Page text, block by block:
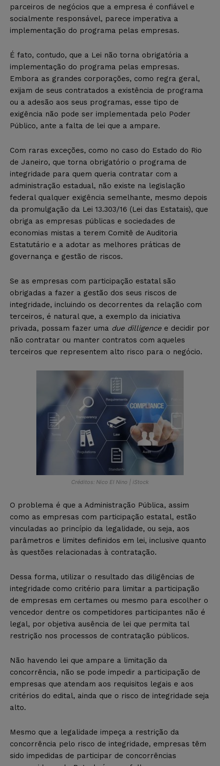
parceiros de negócios que a empresa é confiável e
socialmente responsável, parece imperativa a
implementação do programa pelas empresas.
É fato, contudo, que a Lei não torna obrigatória a
implementação do programa pelas empresas.
Embora as grandes corporações, como regra geral,
exijam de seus contratados a existência de programa
ou a adesão aos seus programas, esse tipo de
exigência não pode ser implementada pelo Poder
Público, ante a falta de lei que a ampare.
Com raras exceções, como no caso do Estado do Rio
de Janeiro, que torna obrigatório o programa de
integridade para quem queria contratar com a
administração estadual, não existe na legislação
federal qualquer exigência semelhante, mesmo depois
da promulgação da Lei 13.303/16 (Lei das Estatais), que
obriga as empresas públicas e sociedades de
economias mistas a terem Comitê de Auditoria
Estatutário e a adotar as melhores práticas de
governança e gestão de riscos.
Se as empresas com participação estatal são
obrigadas a fazer a gestão dos seus riscos de
integridade, incluindo os decorrentes da relação com
terceiros, é natural que, a exemplo da iniciativa
privada, possam fazer uma due dilligence e decidir por
não contratar ou manter contratos com aqueles
terceiros que representem alto risco para o negócio.
Créditos: Nico El Nino | iStock
O problema é que a Administração Pública, assim
como as empresas com participação estatal, estão
vinculadas ao princípio da legalidade, ou seja, aos
parâmetros e limites definidos em lei, inclusive quanto
às questões relacionadas à contratação.
Dessa forma, utilizar o resultado das diligências de
integridade como critério para limitar a participação
de empresas em certames ou mesmo para escolher o
vencedor dentre os competidores participantes não é
legal, por objetiva ausência de lei que permita tal
restrição nos processos de contratação públicos.
Não havendo lei que ampare a limitação da
concorrência, não se pode impedir a participação de
empresas que atendam aos requisitos legais e aos
critérios do edital, ainda que o risco de integridade seja
alto.
Mesmo que a legalidade impeça a restrição da
concorrência pelo risco de integridade, empresas têm
sido impedidas de participar de concorrências